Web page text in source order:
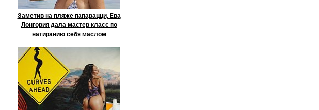
Заметив на пляже папарацци, Ева
Лонгория дала мастер класс по
натиранию себя маслом